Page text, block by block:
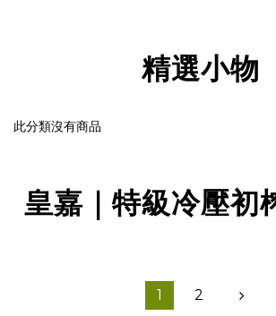
精選小物
此分類沒有商品
皇嘉｜特級冷壓初
1 2